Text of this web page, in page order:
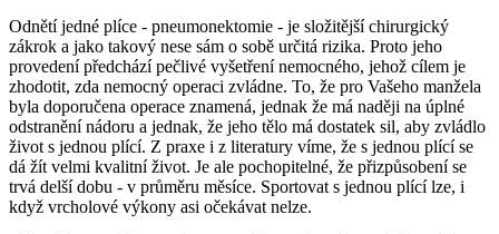
Odnětí jedné plíce - pneumonektomie - je složitější chirurgický
zákrok a jako takový nese sám o sobě určitá rizika. Proto jeho
provedení předchází pečlivé vyšetření nemocného, jehož cílem je
zhodotit, zda nemocný operaci zvládne. To, že pro Vašeho manžela
byla doporučena operace znamená, jednak že má naději na úplné
odstranění nádoru a jednak, že jeho tělo má dostatek sil, aby zvládlo
život s jednou plící. Z praxe i z literatury víme, že s jednou plící se
dá žít velmi kvalitní život. Je ale pochopitelné, že přizpůsobení se
trvá delší dobu - v průměru měsíce. Sportovat s jednou plící lze, i
když vrcholové výkony asi očekávat nelze.